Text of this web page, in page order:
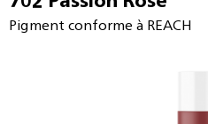
Pigment conforme à REACH